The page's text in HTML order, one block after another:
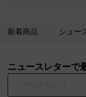
新着商品 シュー
ニュースレターで